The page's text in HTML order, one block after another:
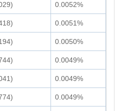
0.0052%
0.0051%
0.0050%
0.0049%
0.0049%
0.0049%